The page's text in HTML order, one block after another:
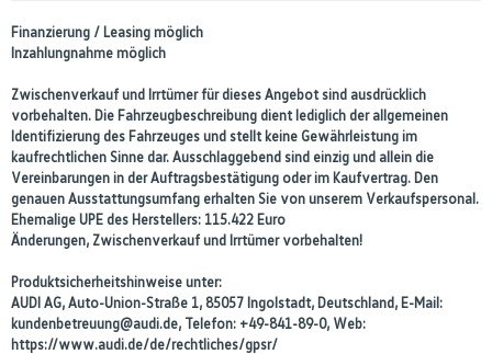
Finanzierung / Leasing möglich
Inzahlungnahme möglich
Zwischenverkauf und Irrtümer für dieses Angebot sind ausdrücklich
vorbehalten. Die Fahrzeugbeschreibung dient lediglich der allgemeinen
Identifizierung des Fahrzeuges und stellt keine Gewährleistung im
kaufrechtlichen Sinne dar. Ausschlaggebend sind einzig und allein die
Vereinbarungen in der Auftragsbestätigung oder im Kaufvertrag. Den
genauen Ausstattungsumfang erhalten Sie von unserem Verkaufspersonal.
Ehemalige UPE des Herstellers: 115.422 Euro
Änderungen, Zwischenverkauf und Irrtümer vorbehalten!
Produktsicherheitshinweise unter:
AUDI AG, Auto-Union-Straße 1, 85057 Ingolstadt, Deutschland, E-Mail:
kundenbetreuung@audi.de, Telefon: +49-841-89-0, Web:
https://www.audi.de/de/rechtliches/gpsr/